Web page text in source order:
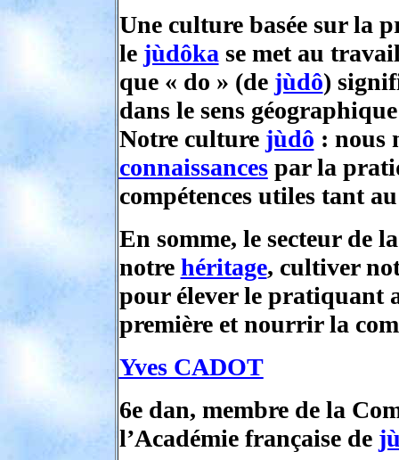
Une culture basée sur la
le jùdôka se met au
que « do » (de jùdô)
dans le sens
Notre culture jùdô : nous
connaissancespar la
compétences utiles tant
En somme, le secteur de
notre héritage, cultiver
pour élever le pratiquant
première et nourrir la
Yves CADOT
6e dan, membre de la
l’Académie française de